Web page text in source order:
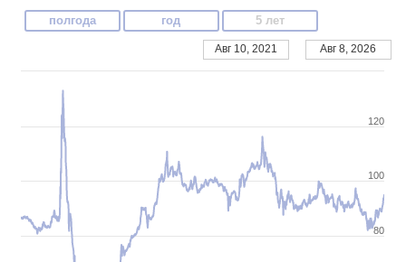
80
100
120
полгода год 5 лет
Авг 10, 2021 Авг 8, 2026